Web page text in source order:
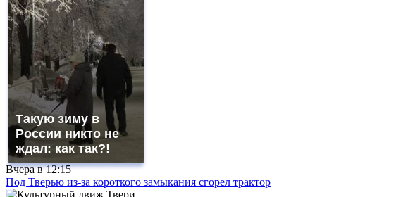
Такую зиму в
России никто не
ждал: как так?!
Вчера в12:15
Под Тверью из-за короткого замыкания сгорел трактор